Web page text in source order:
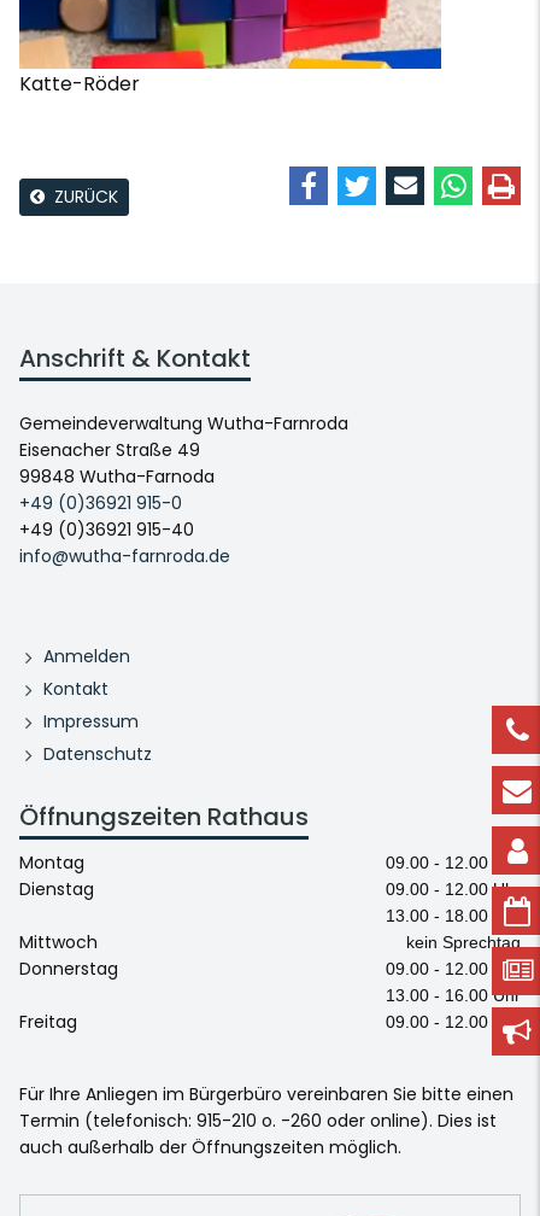
Katte-Röder
ZURÜCK
Anschrift & Kontakt
Gemeindeverwaltung Wutha-Farnroda
Eisenacher Straße 49
99848 Wutha-Farnoda
+49 (0)36921 915-0
+49 (0)36921 915-40
info@wutha-farnroda.de
Anmelden
Kontakt
Impressum
Datenschutz
Öffnungszeiten Rathaus
Montag 09.00 - 12.00 Uhr
Dienstag
09.00 - 12.00 Uhr
13.00 - 18.00 Uhr
Mittwoch kein Sprechtag
Donnerstag
09.00 - 12.00 Uhr
13.00 - 16.00 Uhr
Freitag 09.00 - 12.00 Uhr
Für Ihre Anliegen im Bürgerbüro vereinbaren Sie bitte einen
Termin (telefonisch: 915-210 o. -260 oder online). Dies ist
auch außerhalb der Öffnungszeiten möglich.